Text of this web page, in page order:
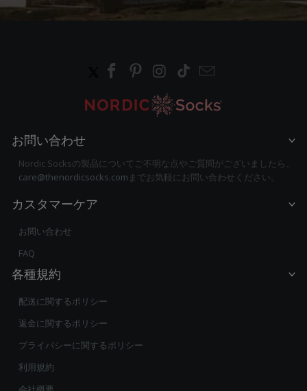
お問い合わせ
Nordic Socksの製品についてご不明な点やご質問がございましたら、
care@thenordicsocks.com までお気軽にお問い合わせください。
カスタマーケア
お問い合わせ
FAQ
各種規約
配送に関するポリシー
返金に関するポリシー
プライバシーに関するポリシー
利用規約